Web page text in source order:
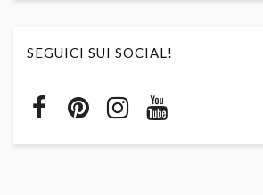
SEGUICI SUI SOCIAL!